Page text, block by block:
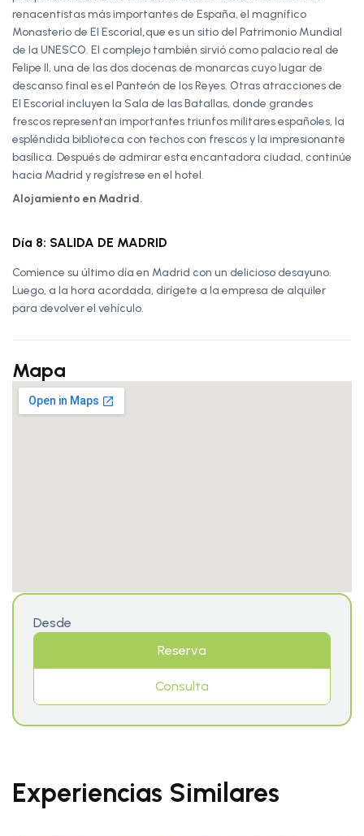
renacentistas más importantes de España, el magnífico
Monasterio de El Escorial,que es un sitio del Patrimonio Mundial
de la UNESCO. El complejo también sirvió como palacio real de
Felipe II, una de las dos docenas de monarcas cuyo lugar de
descanso final es el Panteón de los Reyes. Otras atracciones de
El Escorial incluyen la Sala de las Batallas, donde grandes
frescos representan importantes triunfos militares españoles, la
espléndida biblioteca con techos con frescos y la impresionante
basílica. Después de admirar esta encantadora ciudad, continúe
hacia Madrid y regístrese en el hotel.
Alojamiento en Madrid.
Día 8: SALIDA DE MADRID
Comience su último día en Madrid con un delicioso desayuno.
Luego, a la hora acordada, dirígete a la empresa de alquiler
para devolver el vehículo.
Mapa
Desde
Reserva
Consulta
Experiencias Similares